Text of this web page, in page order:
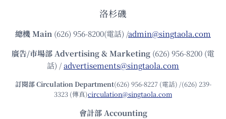
洛杉磯
總機Main (626) 956-8200(電話) /admin@singtaola.com
廣告/市場部Advertising & Marketing (626) 956-8200 (電
話) /advertisements@singtaola.com
訂閱部 Circulation Department(626) 956-8227 (電話) /(626) 239-
3323 (傳真)circulation@singtaola.com
會計部 Accounting